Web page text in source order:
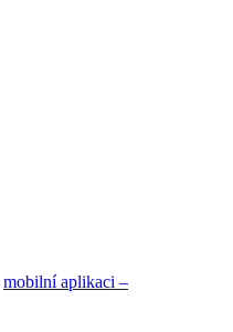
mobilní aplikaci –